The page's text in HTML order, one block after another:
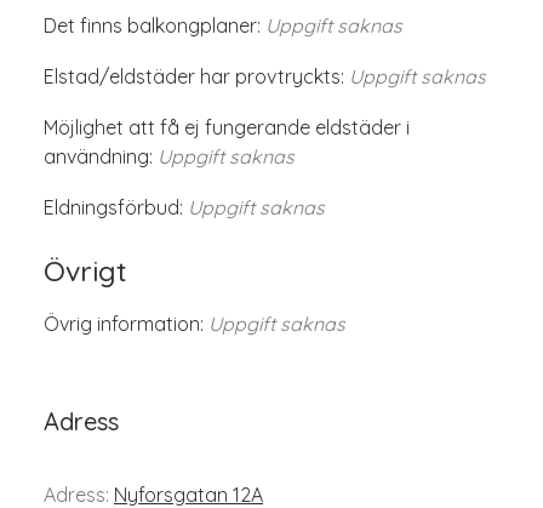
Det finns balkongplaner: Uppgift saknas
Elstad/eldstäder har provtryckts: Uppgift saknas
Möjlighet att få ej fungerande eldstäder i
användning: Uppgift saknas
Eldningsförbud: Uppgift saknas
Övrigt
Övrig information: Uppgift saknas
Adress
Adress: Nyforsgatan 12A